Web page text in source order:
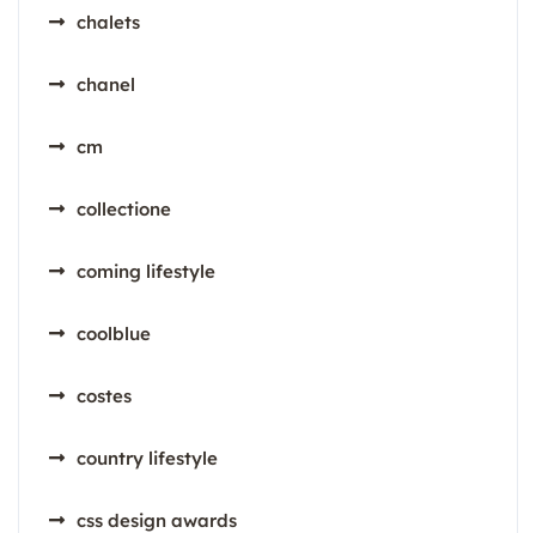
chalets
chanel
cm
collectione
coming lifestyle
coolblue
costes
country lifestyle
css design awards